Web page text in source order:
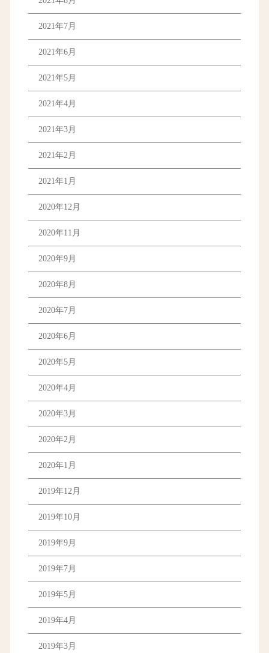
2021年7月
2021年6月
2021年5月
2021年4月
2021年3月
2021年2月
2021年1月
2020年12月
2020年11月
2020年9月
2020年8月
2020年7月
2020年6月
2020年5月
2020年4月
2020年3月
2020年2月
2020年1月
2019年12月
2019年10月
2019年9月
2019年7月
2019年5月
2019年4月
2019年3月